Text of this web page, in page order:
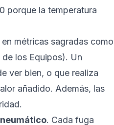
porque la temperatura
métricas sagradas como
los Equipos). Un
ver bien, o que realiza
añadido. Además, las
. Cada fuga